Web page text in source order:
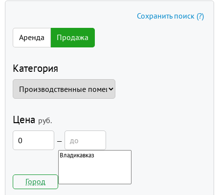
Аренда Продажа
Категория
Цена руб.
—
Город
Сохранить поиск (?)